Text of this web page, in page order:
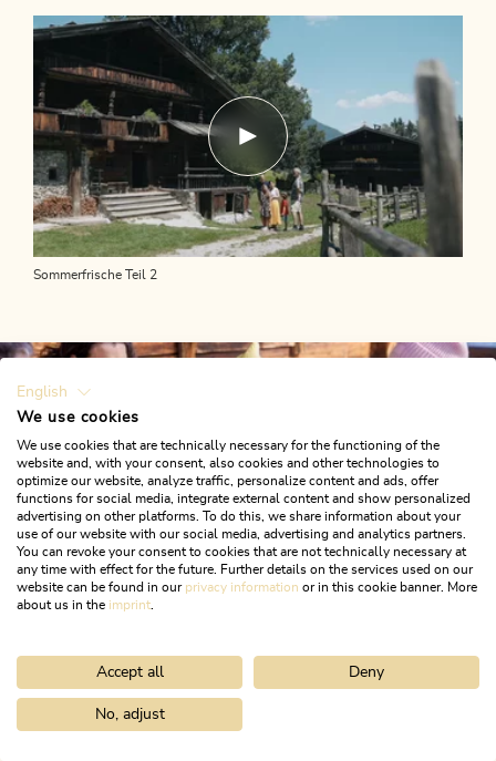
Sommerfrische Teil 2
HAUPTSACHE GEMEINSAM!
Warum sollte deine Familie im Winter das Alpbachtal
besuchen? Die Antwort ist einfach: Es bietet ein
Bergluft fürs Postfach?
Wenn du die Berge magst, wirst du unseren Newsletter
JETZT ANMELDEN!
English
We use cookies
We use cookies that are technically necessary for the functioning of the
website and, with your consent, also cookies and other technologies to
optimize our website, analyze traffic, personalize content and ads, offer
functions for social media, integrate external content and show personalized
advertising on other platforms. To do this, we share information about your
use of our website with our social media, advertising and analytics partners.
You can revoke your consent to cookies that are not technically necessary at
any time with effect for the future. Further details on the services used on our
website can be found in our privacy information or in this cookie banner. More
about us in the imprint
Accept all Deny
No, adjust